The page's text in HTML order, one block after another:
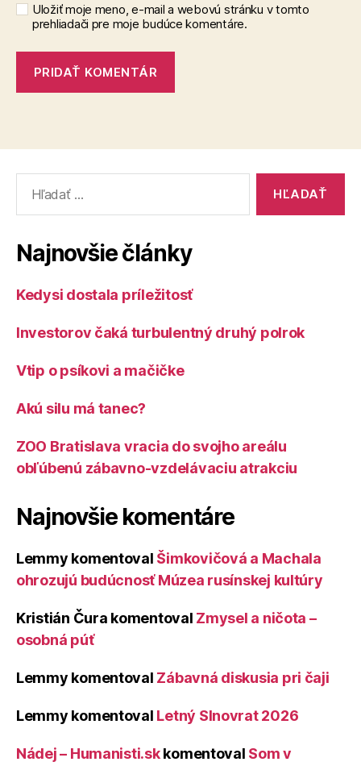
Uložiť moje meno, e-mail a webovú stránku v tomto
prehliadači pre moje budúce komentáre.
Najnovšie články
Kedysi dostala príležitosť
Investorov čaká turbulentný druhý polrok
Vtip o psíkovi a mačičke
Akú silu má tanec?
ZOO Bratislava vracia do svojho areálu
obľúbenú zábavno-vzdelávaciu atrakciu
Najnovšie komentáre
Lemmy komentoval Šimkovičová a Machala
ohrozujú budúcnosť Múzea rusínskej kultúry
Kristián Čura komentoval Zmysel a ničota –
osobná púť
Lemmy komentoval Zábavná diskusia pri čaji
Lemmy komentoval Letný Slnovrat 2026
Nádej – Humanisti.skkomentoval Som v